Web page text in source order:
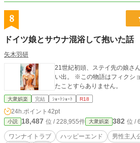
8
ドイツ娘とサウナ混浴して抱いた話
矢木羽研
21世紀初頭、ステイ先の娘さ
い出。 ※この物語はフィクションです。筆者はドイツに行っ
たことすらありません。
大衆娯楽 完結 ｼｮｰﾄｼｮｰﾄ R18
24h.ポイント 42pt
小説 18,487 位 / 228,955件 大衆娯楽 382 位 /
ワンナイトラブ ハッピーエンド 男性主人